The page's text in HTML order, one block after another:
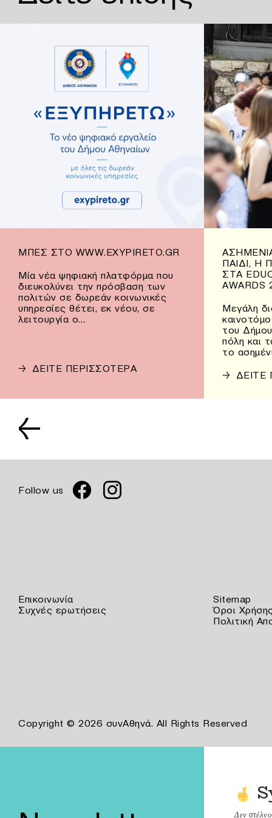
ΜΠΕΣ ΣΤΟ WWW.EXYPIRETO.GR
Μία νέα ψηφιακή πλατφόρμα που
διευκολύνει την πρόσβαση των
πολιτών σε δωρεάν κοινωνικές
υπηρεσίες θέτει, εκ νέου, σε
λειτουργία ο…
→ ΔΕΙΤΕ ΠΕΡΙΣΣΟΤΕΡΑ
ΠΑΙΔΊ, Η
ΣΤΑ
AWARDS
Μεγάλη
του
πόλη και
το
→ ΔΕΙΤΕ
←
Follow us
Επικοινωνία
Συχνές ερωτήσεις
Sitemap
Όροι
Πολιτική
Copyright © 2026 συνΑθηνά. All Rights Reserved
Δεν